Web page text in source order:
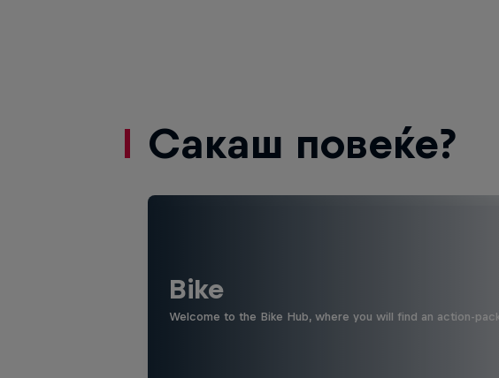
Сакаш повеќе?
Bike
Welcome to the Bike Hub, where you will find an action-